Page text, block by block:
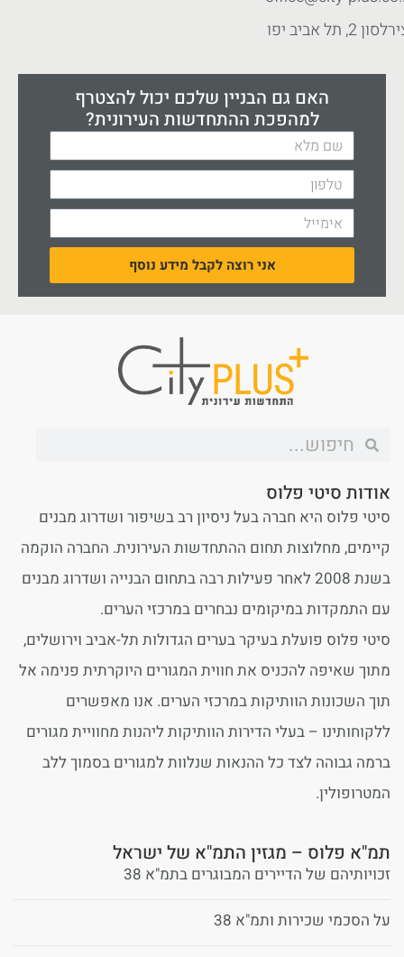
2, תל אביב יפו
האם גם הבניין שלכם יכול להצטרף
למהפכת ההתחדשות העירונית?
אני רוצה לקבל מידע נוסף
אודות סיטי פלוס
סיטי פלוס היא חברה בעל ניסיון רב בשיפור ושדרוג מבנים
קיימים, מחלוצות תחום ההתחדשות העירונית. החברה הוקמה
בשנת 2008 לאחר פעילות רבה בתחום הבנייה ושדרוג מבנים
עם התמקדות במיקומים נבחרים במרכזי הערים.
סיטי פלוס פועלת בעיקר בערים הגדולות תל-אביב וירושלים,
מתוך שאיפה להכניס את חווית המגורים היוקרתית פנימה אל
תוך השכונות הוותיקות במרכזי הערים. אנו מאפשרים
ללקוחותינו – בעלי הדירות הוותיקות ליהנות מחוויית מגורים
ברמה גבוהה לצד כל ההנאות שנלוות למגורים בסמוך ללב
המטרופולין.
תמ"א פלוס – מגזין התמ"א של ישראל
זכויותיהם של הדיירים המבוגרים בתמ"א 38
על הסכמי שכירות ותמ"א 38